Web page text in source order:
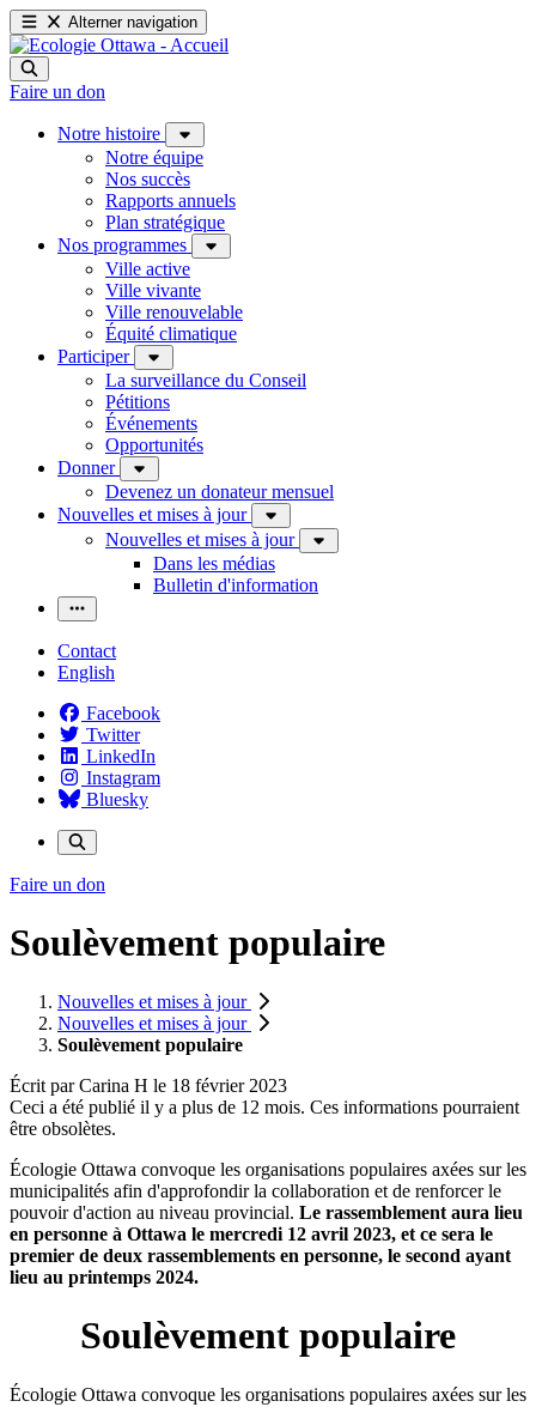
Alterner navigation
Faire un don
Notre histoire
Notre équipe
Nos succès
Rapports annuels
Plan stratégique
Nos programmes
Ville active
Ville vivante
Ville renouvelable
Équité climatique
Participer
La surveillance du Conseil
Pétitions
Événements
Opportunités
Donner
Devenez un donateur mensuel
Nouvelles et mises à jour
Nouvelles et mises à jour
Dans les médias
Bulletin d'information
Contact
English
Facebook
Twitter
LinkedIn
Instagram
Bluesky
Faire un don
Soulèvement populaire
Nouvelles et mises à jour
Nouvelles et mises à jour
Soulèvement populaire
Écrit parCarina H le 18 février 2023
Ceci a été publié il y a plus de 12 mois. Ces informations pourraient
être obsolètes.
Écologie Ottawa convoque les organisations populaires axées sur les
municipalités afin d'approfondir la collaboration et de renforcer le
pouvoir d'action au niveau provincial. Le rassemblement aura lieu
en personne à Ottawa le mercredi 12 avril 2023, et ce sera le
premier de deux rassemblements en personne, le second ayant
lieu au printemps 2024.
Soulèvement populaire
Écologie Ottawa convoque les organisations populaires axées sur les